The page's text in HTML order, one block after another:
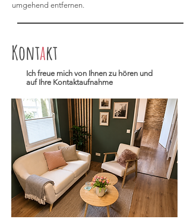
umgehend entfernen.
Kontakt
Ich freue mich von Ihnen zu hören und
auf Ihre Kontaktaufnahme